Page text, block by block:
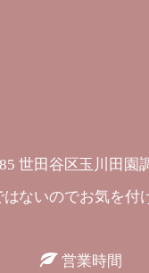
世田谷区玉川田園
ないのでお気を付
営業時間